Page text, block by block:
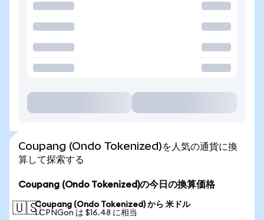
Coupang (Ondo Tokenized)を人気の通貨に換
算して探索する
Coupang (Ondo Tokenized)の今日の換算価格
🇺🇸Coupang (Ondo Tokenized) から 米ドル
1 CPNGon は $16.48 に相当